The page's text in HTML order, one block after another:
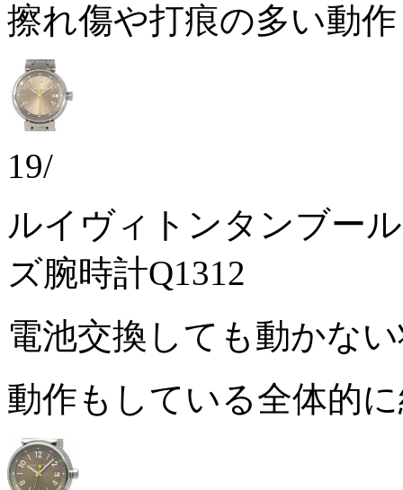
擦れ傷や打痕の多い動
19/
ルイヴィトンタンブー
ズ腕時計Q1312
電池交換しても動かな
動作もしている全体的